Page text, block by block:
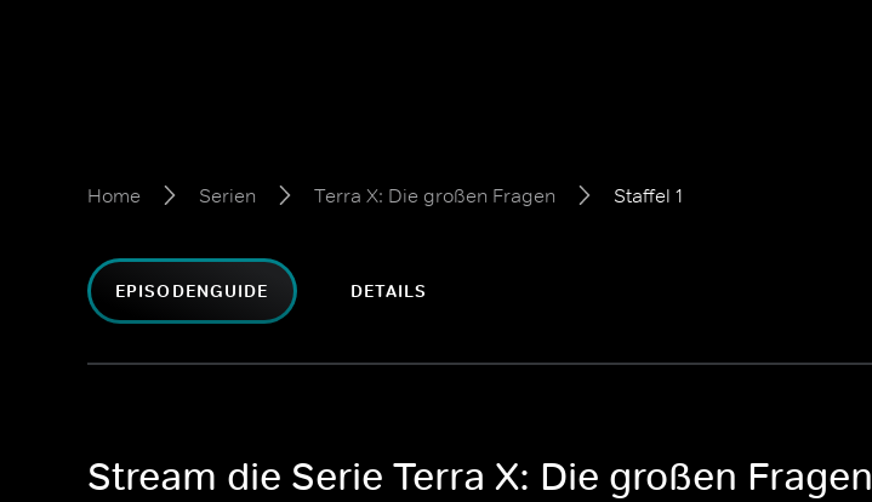
Home Serien Terra X: Die großen Fragen Staffel 1
EPISODENGUIDE DETAILS
Stream die Serie Terra X: Die großen Fragen